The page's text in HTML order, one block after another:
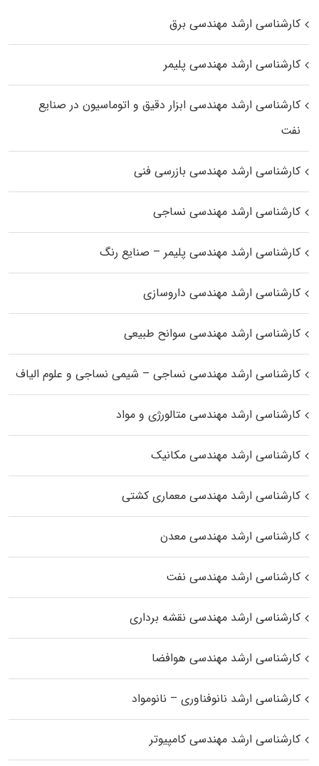
کارشناسی ارشد مهندسی برق
کارشناسی ارشد مهندسی پلیمر
کارشناسی ارشد مهندسی ابزار دقیق و اتوماسیون در صنایع
نفت
کارشناسی ارشد مهندسی بازرسی فنی
کارشناسی ارشد مهندسی نساجی
کارشناسی ارشد مهندسی پلیمر – صنایع رنگ
کارشناسی ارشد مهندسی داروسازی
کارشناسی ارشد مهندسی سوانح طبیعی
کارشناسی ارشد مهندسی نساجی – شیمی نساجی و علوم الیاف
کارشناسی ارشد مهندسی متالورژی و مواد
کارشناسی ارشد مهندسی مکانیک
کارشناسی ارشد مهندسی معماری کشتی
کارشناسی ارشد مهندسی معدن
کارشناسی ارشد مهندسی نفت
کارشناسی ارشد مهندسی نقشه برداری
کارشناسی ارشد مهندسی هوافضا
کارشناسی ارشد نانوفناوری – نانومواد
کارشناسی ارشد مهندسی کامپیوتر